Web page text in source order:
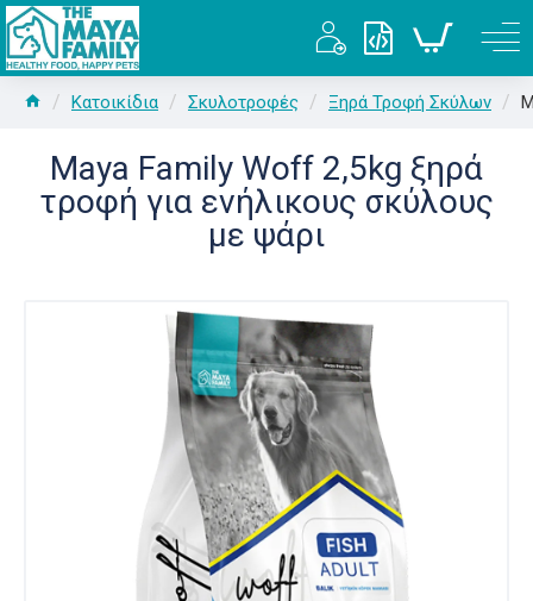
Κατοικίδια Σκυλοτροφές Ξηρά Τροφή Σκύλων
Maya Family Woff 2,5kg ξηρά
τροφή για ενήλικους σκύλους
με ψάρι